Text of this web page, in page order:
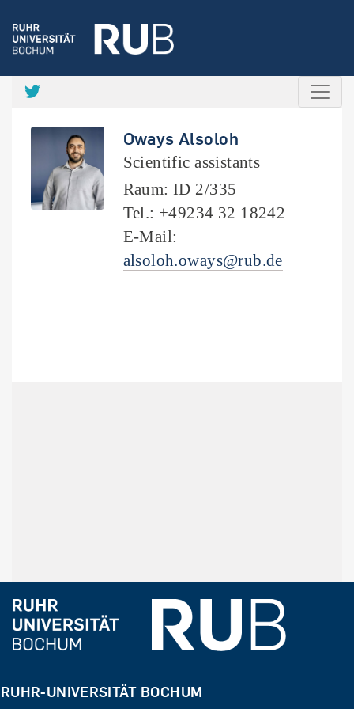
Oways Alsoloh
Scientific assistants
Raum: ID 2/335
Tel.: +49234 32 18242
E-Mail:
alsoloh.oways@rub.de
RUHR-UNIVERSITÄT BOCHUM